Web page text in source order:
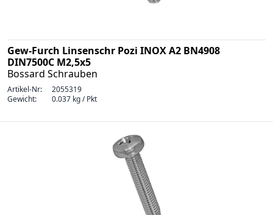
Gew-Furch Linsenschr Pozi INOX A2 BN4908
DIN7500C M2,5x5
Bossard Schrauben
Artikel-Nr:
2055319
Gewicht:
0.037 kg / Pkt